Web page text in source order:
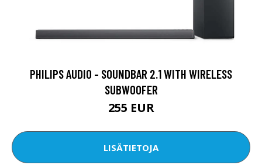
PHILIPS AUDIO - SOUNDBAR 2.1 WITH WIRELESS
SUBWOOFER
255 EUR
LISÄTIETOJA